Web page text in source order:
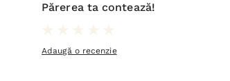
Părerea ta contează!
Adaugă o recenzie